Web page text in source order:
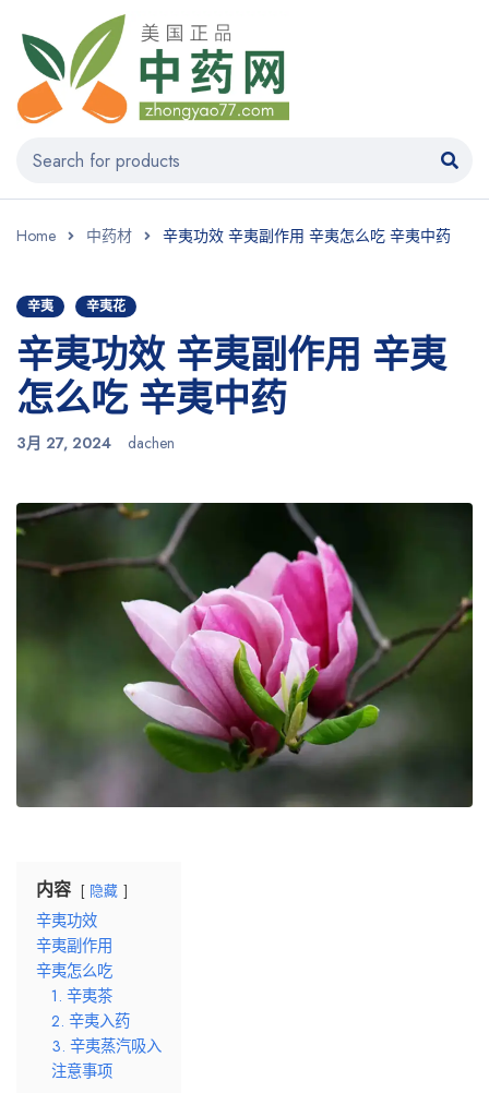
Home 中药材 辛夷功效 辛夷副作用 辛夷怎么吃 辛夷中药
辛夷 辛夷花
辛夷功效 辛夷副作用 辛夷
怎么吃 辛夷中药
3月 27, 2024 dachen
内容 隐藏
辛夷功效
辛夷副作用
辛夷怎么吃
1. 辛夷茶
2. 辛夷入药
3. 辛夷蒸汽吸入
注意事项